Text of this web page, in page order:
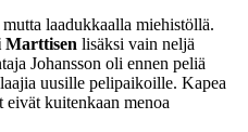
laadukkaalla miehistöllä.
Marttisen lisäksi vain neljä
Johansson oli ennen peliä
uusille pelipaikoille. Kapea
kuitenkaan menoa